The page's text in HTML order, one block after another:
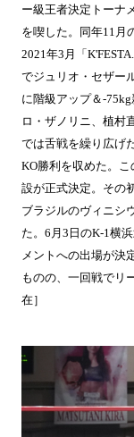
ー級王者決定トーナ
を喫した。同年11月
2021年3月「
でジュリオ・セザー
に階級アップ＆-
ロ・ザノリニ、植村
では舌戦を繰り広げ
KO勝利を収めた。
設が正式決定。その
ブラジルのヴィニシ
た。6月3日のK-1横
メントへの出場が決
ものの、一回戦でリ
在］